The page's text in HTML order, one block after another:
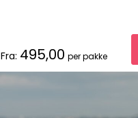
Fra: 495,00 per pakke